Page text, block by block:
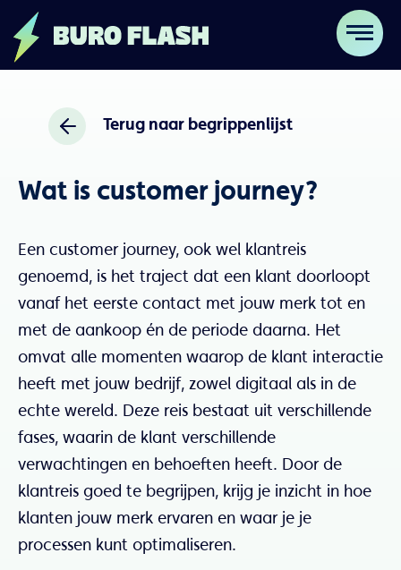
Terug naar begrippenlijst
Wat is customer journey?
Een customer journey, ook wel klantreis
genoemd, is het traject dat een klant doorloopt
vanaf het eerste contact met jouw merk tot en
met de aankoop én de periode daarna. Het
omvat alle momenten waarop de klant interactie
heeft met jouw bedrijf, zowel digitaal als in de
echte wereld. Deze reis bestaat uit verschillende
fases, waarin de klant verschillende
verwachtingen en behoeften heeft. Door de
klantreis goed te begrijpen, krijg je inzicht in hoe
klanten jouw merk ervaren en waar je je
processen kunt optimaliseren.